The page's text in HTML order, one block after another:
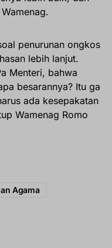
penurunan ongkos
lebih lanjut.
Menteri, bahwa
besarannya? Itu ga
ada kesepakatan
Wamenag Romo
Agama